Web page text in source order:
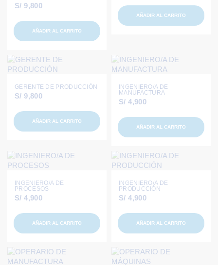
S/ 9,800
AÑADIR AL CARRITO
AÑADIR AL CARRITO
GERENTE DE PRODUCCIÓN
S/ 9,800
AÑADIR AL CARRITO
INGENIERO/A DE
MANUFACTURA
S/ 4,900
AÑADIR AL CARRITO
INGENIERO/A DE
PROCESOS
S/ 4,900
AÑADIR AL CARRITO
INGENIERO/A DE
PRODUCCIÓN
S/ 4,900
AÑADIR AL CARRITO